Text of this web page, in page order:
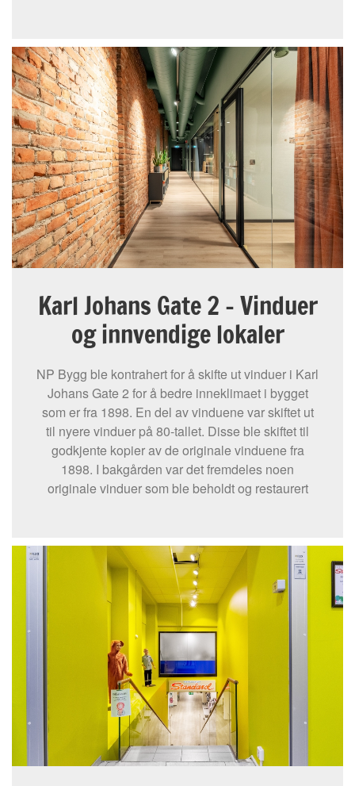
Karl Johans Gate 2 – Vinduer
og innvendige lokaler
NP Bygg ble kontrahert for å skifte ut vinduer i Karl
Johans Gate 2 for å bedre inneklimaet i bygget
som er fra 1898. En del av vinduene var skiftet ut
til nyere vinduer på 80-tallet. Disse ble skiftet til
godkjente kopier av de originale vinduene fra
1898. I bakgården var det fremdeles noen
originale vinduer som ble beholdt og restaurert